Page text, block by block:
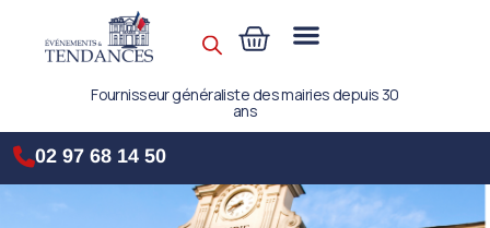
Fournisseur généraliste des mairies depuis 30
ans
02 97 68 14 50